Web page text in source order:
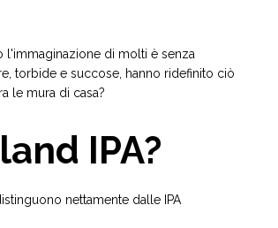
l'immaginazione di molti è senza
torbide e succose, hanno ridefinito ciò
le mura di casa?
IPA?
nettamente dalle IPA